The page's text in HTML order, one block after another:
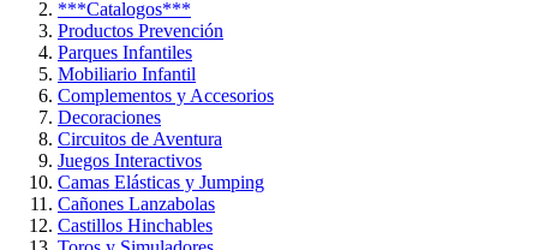
***Catalogos***
Productos Prevención
Parques Infantiles
Mobiliario Infantil
Complementos y Accesorios
Decoraciones
Circuitos de Aventura
Juegos Interactivos
Camas Elásticas y Jumping
Cañones Lanzabolas
Castillos Hinchables